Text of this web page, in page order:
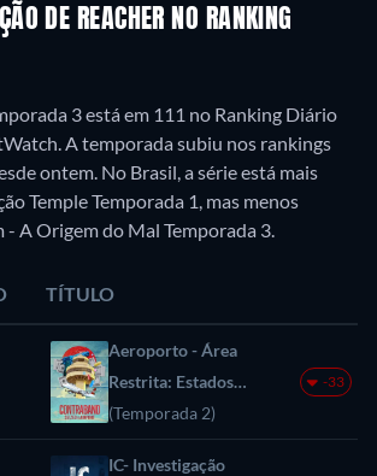
DE REACHER NO RANKING
3 está em 111 no Ranking Diário
A temporada subiu nos rankings
ontem. No Brasil, a série está mais
Temple Temporada 1, mas menos
A Origem do Mal Temporada 3.
TÍTULO
Aeroporto - Área
Restrita: Estados
Unidos
(Temporada 2)
-33
IC- Investigação